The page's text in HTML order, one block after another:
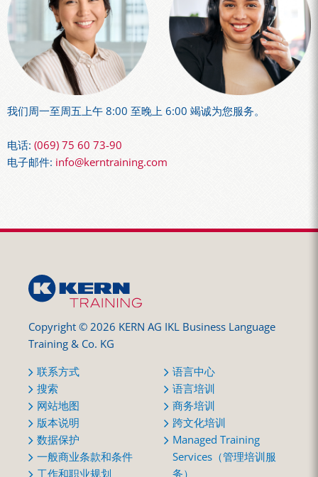
我们周一至周五上午 8:00 至晚上 6:00 竭诚为您服务。
电话: (069) 75 60 73-90
电子邮件: info@kerntraining.com
Copyright © 2026 KERN AG IKL Business Language
Training & Co. KG
联系方式
搜索
网站地图
版本说明
数据保护
一般商业条款和条件
语言中心
语言培训
商务培训
跨文化培训
Managed Training
Services（管理培训服